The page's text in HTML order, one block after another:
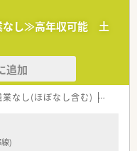
なし≫高年収可能 土
追加
業なし(ほぼなし含む) 転勤な
)